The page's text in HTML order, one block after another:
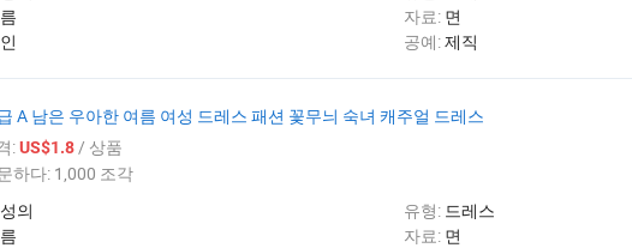
자료: 면
공예:제직
A 남은 우아한 여름 여성 드레스 패션 꽃무늬 숙녀 캐주얼 드레스
:US$1.8/ 상품
하다: 1,000 조각
의 유형: 드레스
자료: 면